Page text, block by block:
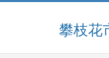
攀枝花